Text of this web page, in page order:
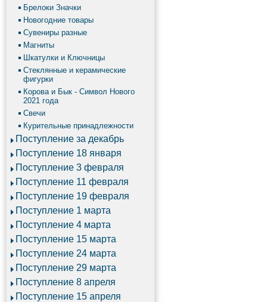
Брелоки Значки
Новогодние товары
Сувениры разные
Магниты
Шкатулки и Ключницы
Стеклянные и керамические
фигурки
Корова и Бык - Символ Нового
2021 года
Свечи
Курительные принадлежности
Поступление за декабрь
Поступление 18 января
Поступление 3 февраля
Поступление 11 февраля
Поступление 19 февраля
Поступление 1 марта
Поступление 4 марта
Поступление 15 марта
Поступление 24 марта
Поступление 29 марта
Поступление 8 апреля
Поступление 15 апреля